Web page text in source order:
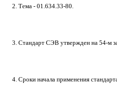
2. Тема - 01.634.33-80.
3. Стандарт СЭВ утвержден на 54-м
4. Сроки начала применения